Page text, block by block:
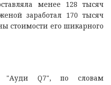
менее 128 тысяч
заработал 170 тысяч
стоимости его шикарного
"Ауди Q7", по словам